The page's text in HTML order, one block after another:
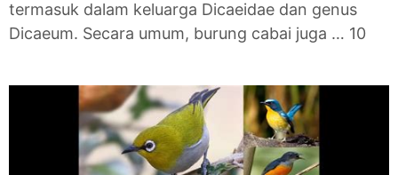
termasuk dalam keluarga Dicaeidae dan genus
Dicaeum. Secara umum, burung cabai juga … 10